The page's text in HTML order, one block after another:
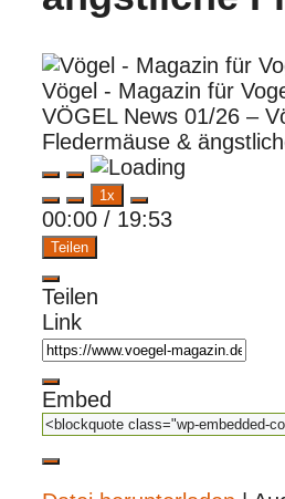
Vögel - Magazin für
VÖGEL News 01/26 –
Fledermäuse &
Play
Episode
Pause
Episode
1x
00:00 / 19:53
Teilen
Teilen
Link
Embed